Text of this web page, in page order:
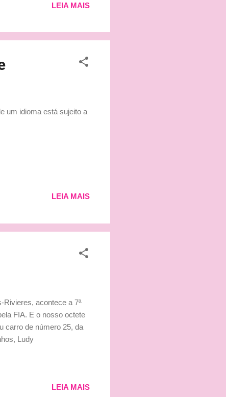
e Ken Paddock saíram
Quem nunca? Diva...
LEIA MAIS
um idioma está sujeito a
LEIA MAIS
Rivieres, acontece a 7ª
FIA. E o nosso octete
carro de número 25, da
Ludy
LEIA MAIS